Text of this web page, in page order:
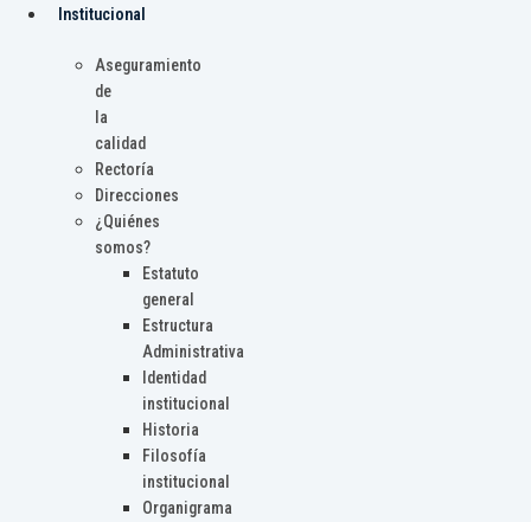
Institucional
Aseguramiento
de
la
calidad
Rectoría
Direcciones
¿Quiénes
somos?
Estatuto
general
Estructura
Administrativa
Identidad
institucional
Historia
Filosofía
institucional
Organigrama